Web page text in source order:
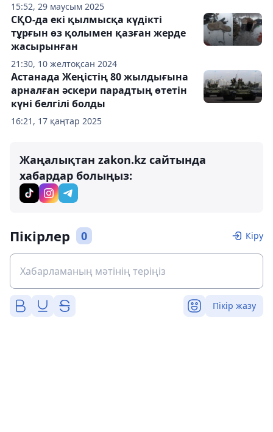
15:52, 29 маусым 2025
21:30, 10 желтоқсан 2024
СҚО-да екі қылмысқа күдікті
тұрғын өз қолымен қазған жерде
жасырынған
16:21, 17 қаңтар 2025
Астанада Жеңістің 80 жылдығына
арналған әскери парадтың өтетін
күні белгілі болды
Жаңалықтан zakon.kz сайтында
хабардар болыңыз:
Пікірлер 0 Кіру
Пікір жазу